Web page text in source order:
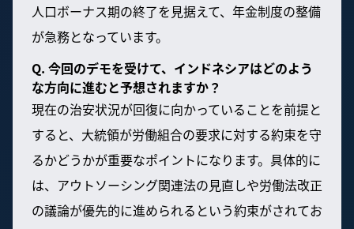
人口ボーナス期の終了を見据えて、年金制度の整備
が急務となっています。
Q. 今回のデモを受けて、インドネシアはどのよう
な方向に進むと予想されますか？
現在の治安状況が回復に向かっていることを前提と
すると、大統領が労働組合の要求に対する約束を守
るかどうかが重要なポイントになります。具体的に
は、アウトソーシング関連法の見直しや労働法改正
の議論が優先的に進められるという約束がされてお